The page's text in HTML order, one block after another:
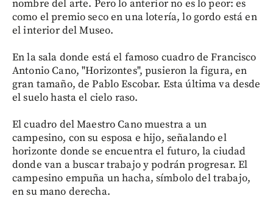
nombre del arte. Pero lo anterior no es lo peor: es
como el premio seco en una lotería, lo gordo está en
el interior del Museo.
En la sala donde está el famoso cuadro de Francisco
Antonio Cano, "Horizontes", pusieron la figura, en
gran tamaño, de Pablo Escobar. Esta última va desde
el suelo hasta el cielo raso.
El cuadro del Maestro Cano muestra a un
campesino, con su esposa e hijo, señalando el
horizonte donde se encuentra el futuro, la ciudad
donde van a buscar trabajo y podrán progresar. El
campesino empuña un hacha, símbolo del trabajo,
en su mano derecha.